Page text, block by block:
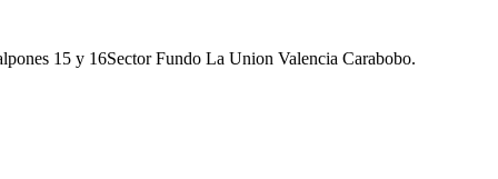
15 y 16Sector Fundo La Union Valencia Carabobo.